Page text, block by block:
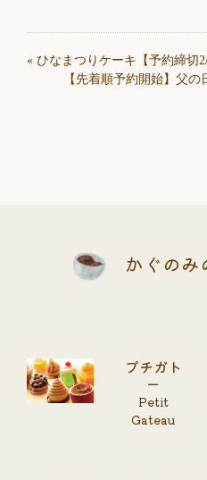
« ひなまつりケーキ【予約締切2/
【先着順予約開始】父
かぐのみ
プチガト
ー
Petit
Gateau